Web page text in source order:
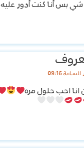
شي بس أنا كنت أدور عليه
انا احب حلول مره